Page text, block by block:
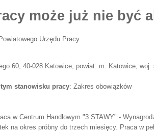
może już nie być
Urzędu Pracy.
60, 40-028 Katowice, powiat: m. Katowice, woj:
stanowisku pracy: Zakres obowiązków
w Centrum Handlowym "3 STAWY".-
na okres próbny do trzech miesięcy. Praca w